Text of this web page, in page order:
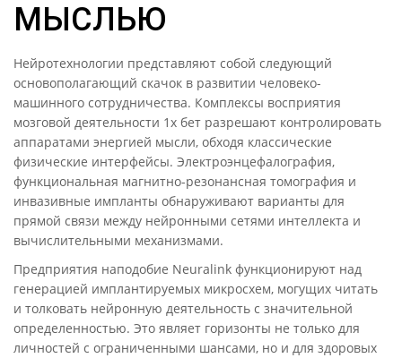
МЫСЛЬЮ
Нейротехнологии представляют собой следующий
основополагающий скачок в развитии человеко-
машинного сотрудничества. Комплексы восприятия
мозговой деятельности 1х бет разрешают контролировать
аппаратами энергией мысли, обходя классические
физические интерфейсы. Электроэнцефалография,
функциональная магнитно-резонансная томография и
инвазивные импланты обнаруживают варианты для
прямой связи между нейронными сетями интеллекта и
вычислительными механизмами.
Предприятия наподобие Neuralink функционируют над
генерацией имплантируемых микросхем, могущих читать
и толковать нейронную деятельность с значительной
определенностью. Это являет горизонты не только для
личностей с ограниченными шансами, но и для здоровых